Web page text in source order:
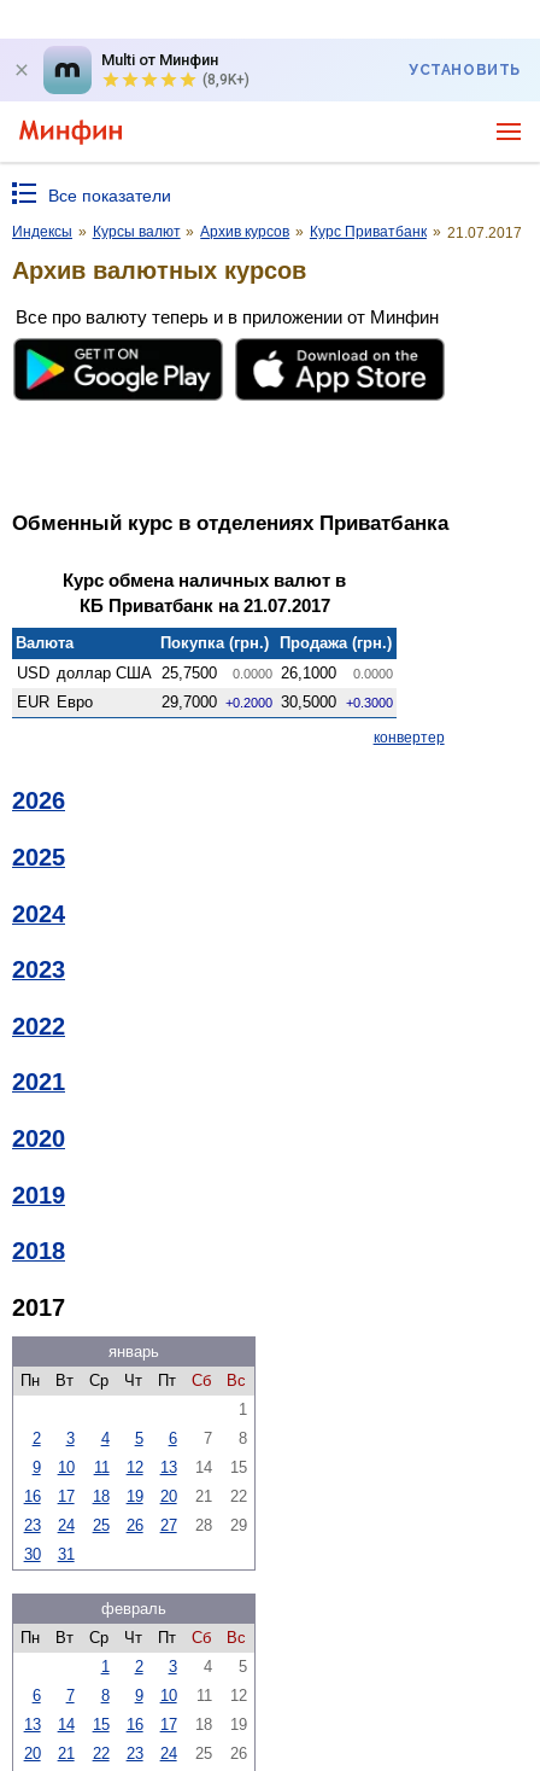
Multi от Минфин
(8,9K+)
УСТАНОВИТЬ
Все показатели
Индексы » Курсы валют » Архив курсов » Курс Приватбанк » 21.07.2017
Архив валютных курсов
Все про валюту теперь и в приложении от Минфин
Обменный курс в отделениях Приватбанка
Курс обмена наличных валют в
КБ Приватбанк на 21.07.2017
Валюта Покупка (грн.)
Продажа (грн.)
USD доллар США 25,7500 0.0000 26,1000 0.0000
EUR Евро 29,7000 +0.2000 30,5000 +0.3000
конвертер
2026
2025
2024
2023
2022
2021
2020
2019
2018
2017
январь
Пн
Вт Ср Чт Пт Сб
Вс
1
2
3 4 5 6 7
8
9
10 11 12 13 14
15
16
17 18 19 20 21
22
23
24 25 26 27 28
29
30
31
февраль
Пн
Вт Ср Чт Пт Сб
Вс
1
2 3 4
5
6
7 8 9 10 11
12
13
14 15 16 17 18
19
20
21 22 23 24 25
26